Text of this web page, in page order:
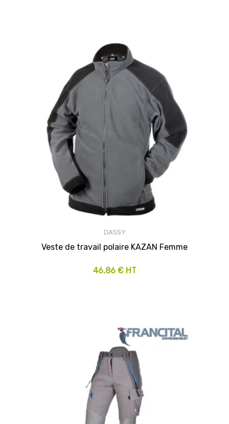
DASSY
Veste de travail polaire KAZAN Femme
46,86 € HT